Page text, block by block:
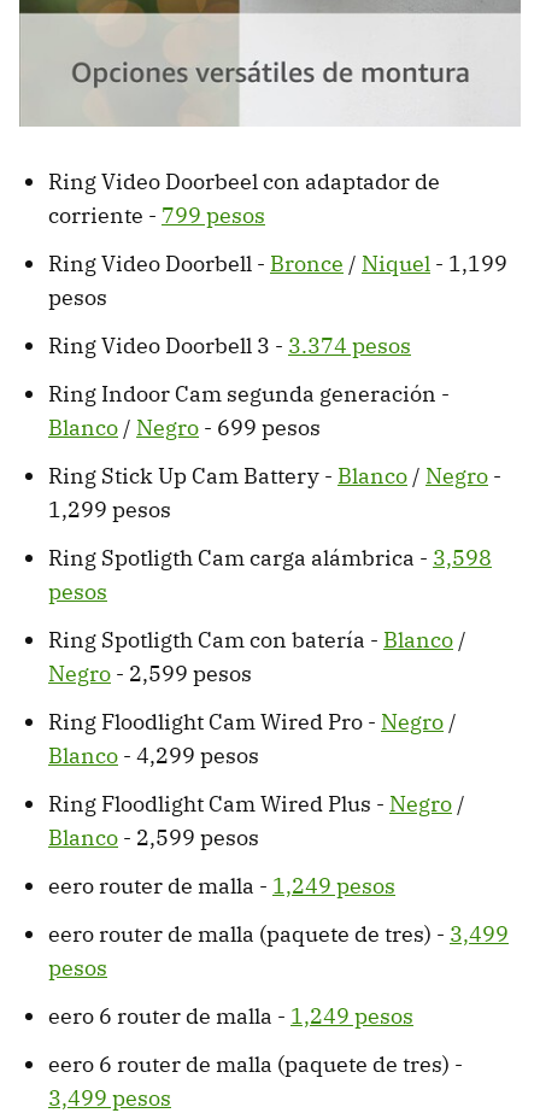
Ring Video Doorbeel con adaptador de
corriente - 799 pesos
Ring Video Doorbell - Bronce / Niquel - 1,199
pesos
Ring Video Doorbell 3 - 3.374 pesos
Ring Indoor Cam segunda generación -
Blanco / Negro - 699 pesos
Ring Stick Up Cam Battery - Blanco / Negro -
1,299 pesos
Ring Spotligth Cam carga alámbrica - 3,598
pesos
Ring Spotligth Cam con batería - Blanco /
Negro - 2,599 pesos
Ring Floodlight Cam Wired Pro - Negro /
Blanco - 4,299 pesos
Ring Floodlight Cam Wired Plus - Negro /
Blanco - 2,599 pesos
eero router de malla - 1,249 pesos
eero router de malla (paquete de tres) - 3,499
pesos
eero 6 router de malla - 1,249 pesos
eero 6 router de malla (paquete de tres) -
3,499 pesos